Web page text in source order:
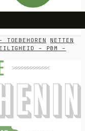
NETTEN
– PBM –